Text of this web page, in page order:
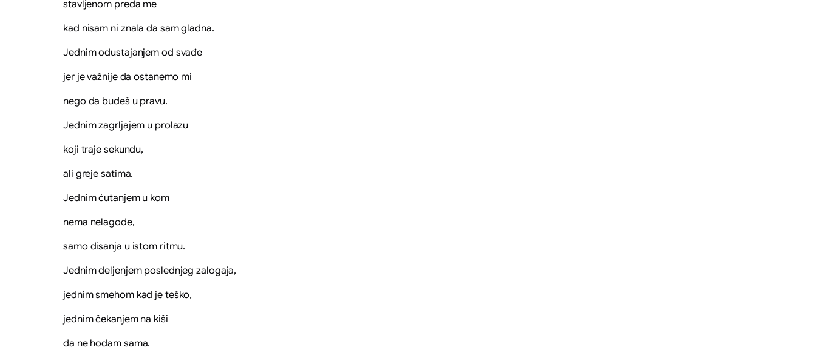
stavljenom preda me
kad nisam ni znala da sam gladna.
Jednim odustajanjem od svađe
jer je važnije da ostanemo mi
nego da budeš u pravu.
Jednim zagrljajem u prolazu
koji traje sekundu,
ali greje satima.
Jednim ćutanjem u kom
nema nelagode,
samo disanja u istom ritmu.
Jednim deljenjem poslednjeg zalogaja,
jednim smehom kad je teško,
jednim čekanjem na kiši
da ne hodam sama.